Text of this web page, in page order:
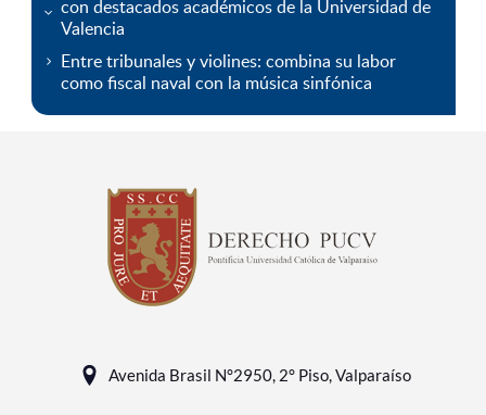
con destacados académicos de la Universidad de
Valencia
Entre tribunales y violines: combina su labor
como fiscal naval con la música sinfónica
Avenida Brasil N°2950, 2° Piso, Valparaíso